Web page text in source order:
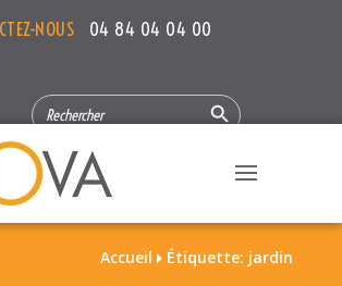
NOUS 04 84 04 04 00
SEARCH
FOR:
Search Button
Accueil  Étiquette: jardin